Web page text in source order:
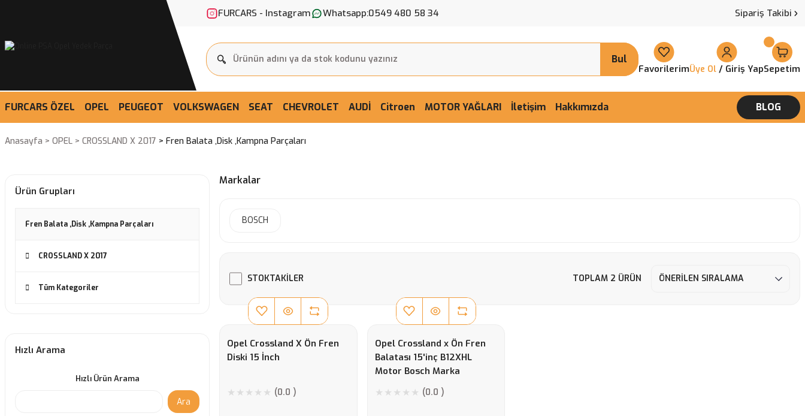
FURCARS - Instagram Whatsapp:0549 480 58 34 Sipariş Takibi
Bul
FavorilerimÜye Ol / Giriş YapSepetim
FURCARS ÖZEL OPEL PEUGEOT VOLKSWAGEN SEAT CHEVROLET AUDİ Citroen MOTOR YAĞLARI İletişim Hakkımızda BLOG
Anasayfa OPEL CROSSLAND X 2017 Fren Balata ,Disk ,Kampna Parçaları
Ürün Grupları
Fren Balata ,Disk ,Kampna Parçaları
CROSSLAND X 2017
Tüm Kategoriler
Hızlı Arama
Hızlı Ürün Arama
Ara
Markalar
BOSCH
STOKTAKILER TOPLAM 2 ÜRÜN
Opel Crossland X Ön Fren
Diski 15 İnch
(0.0 )
Opel Crossland x Ön Fren
Balatası 15'inç B12XHL
Motor Bosch Marka
(0.0 )